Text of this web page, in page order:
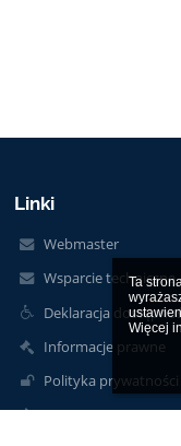
Ta
Więcej
Linki
Webmaster
Wsparcie techniczne
Deklaracja
Informacje prawne
Polityka prywatności
Metryczka